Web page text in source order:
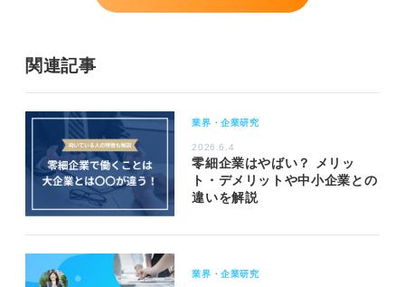
関連記事
業界・企業研究
2026.6.4
零細企業はやばい？ メリッ
ト・デメリットや中小企業との
違いを解説
業界・企業研究